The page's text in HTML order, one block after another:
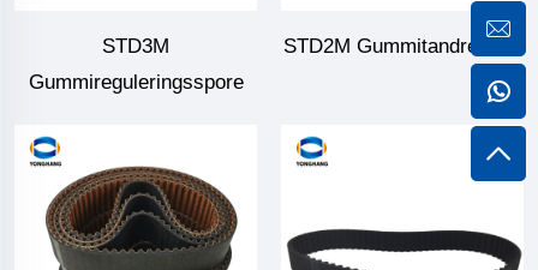
STD3M
Gummireguleringsspore
STD2M Gummitandremme